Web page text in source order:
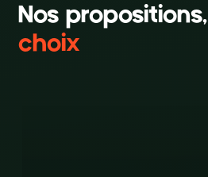
Nos propositions,
choix